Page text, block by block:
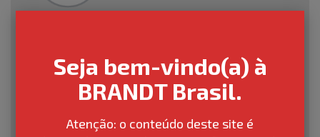
Seja bem-vindo(a) à
BRANDT Brasil.
Atenção: o conteúdo deste site é